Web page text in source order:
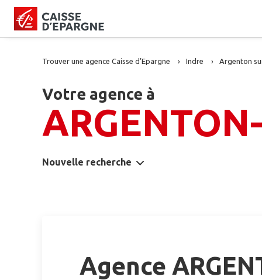
Trouver une agence Caisse d’Epargne Indre Argenton
Votre agence à
Nouvelle recherche
Agence